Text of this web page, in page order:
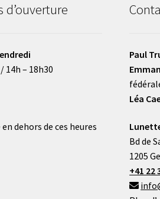
d’ouverture
14h – 18h30
dehors de ces heures
Paul
Léa
Bd de
1205
+41 22